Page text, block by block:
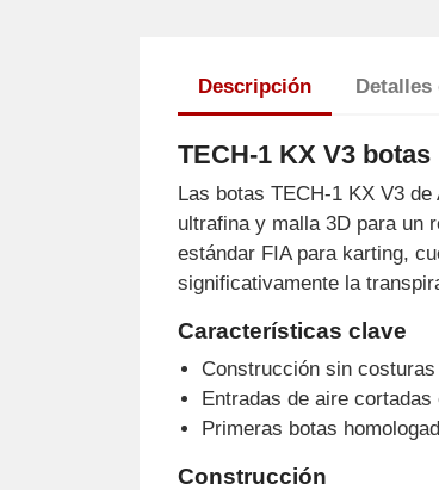
Descripción
TECH-1 KX V3
Las botas TECH-1 KX V3
ultrafina y malla 3D para un
estándar FIA para karting,
significativamente la
Características clave
Construcción sin
Entradas de aire
Primeras botas
Construcción